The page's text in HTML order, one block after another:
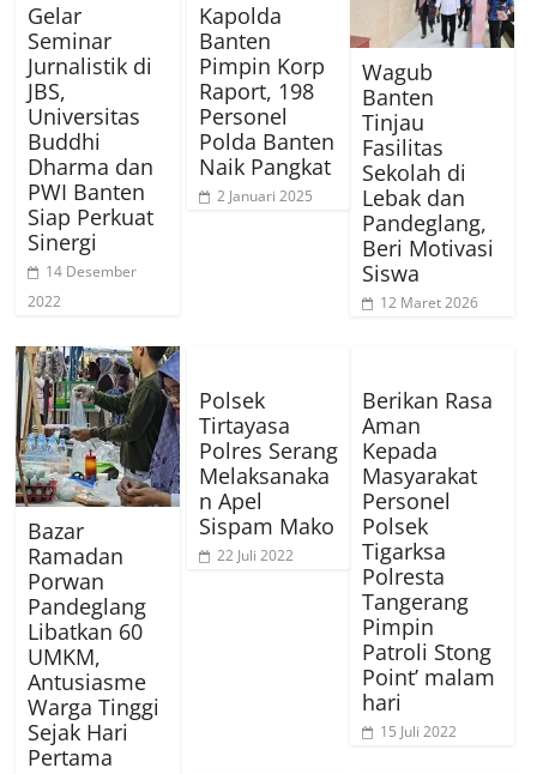
Gelar
Seminar
Jurnalistik di
JBS,
Universitas
Buddhi
Dharma dan
PWI Banten
Siap Perkuat
Sinergi
14 Desember
2022
Kapolda
Banten
Pimpin Korp
Raport, 198
Personel
Polda Banten
Naik Pangkat
2 Januari 2025
Wagub
Banten
Tinjau
Fasilitas
Sekolah di
Lebak dan
Pandeglang,
Beri Motivasi
Siswa
12 Maret 2026
Bazar
Ramadan
Porwan
Pandeglang
Libatkan 60
UMKM,
Antusiasme
Warga Tinggi
Sejak Hari
Pertama
Polsek
Tirtayasa
Polres Serang
Melaksanaka
n Apel
Sispam Mako
22 Juli 2022
Berikan Rasa
Aman
Kepada
Masyarakat
Personel
Polsek
Tigarksa
Polresta
Tangerang
Pimpin
Patroli Stong
Point’ malam
hari
15 Juli 2022